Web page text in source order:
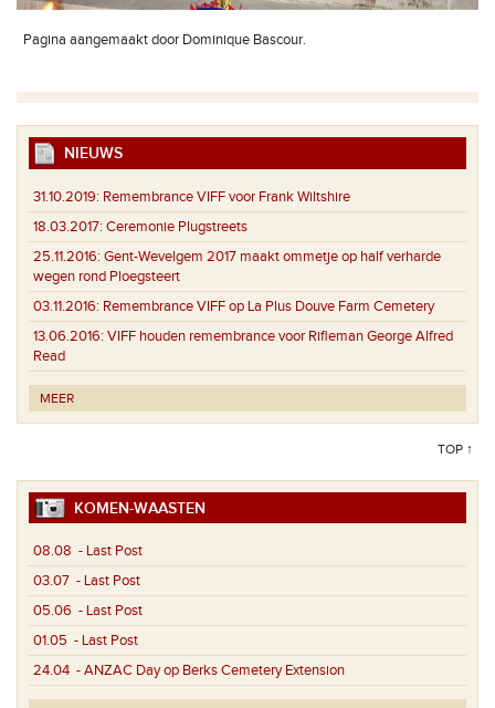
Pagina aangemaakt door Dominique Bascour.
NIEUWS
31.10.2019: Remembrance VIFF voor Frank Wiltshire
18.03.2017: Ceremonie Plugstreets
25.11.2016: Gent-Wevelgem 2017 maakt ommetje op half verharde
wegen rond Ploegsteert
03.11.2016: Remembrance VIFF op La Plus Douve Farm Cemetery
13.06.2016: VIFF houden remembrance voor Rifleman George Alfred
Read
MEER
TOP ↑
KOMEN-WAASTEN
08.08 - Last Post
03.07 - Last Post
05.06 - Last Post
01.05 - Last Post
24.04 - ANZAC Day op Berks Cemetery Extension